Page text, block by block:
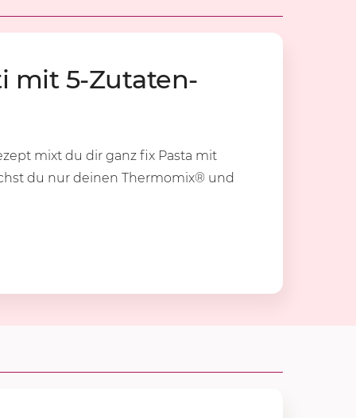
mit 5-Zu­ta­ten-
mixt du dir ganz fix Pasta mit
du nur deinen Thermomix® und